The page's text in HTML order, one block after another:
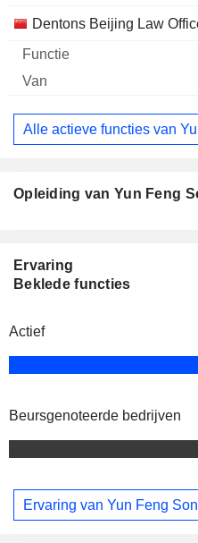
Dentons Beijing Law
Alle actieve functies van
Opleiding van Yun Feng
Ervaring
Beklede functies
Actief
Beursgenoteerde bedrijven
Ervaring van Yun Feng